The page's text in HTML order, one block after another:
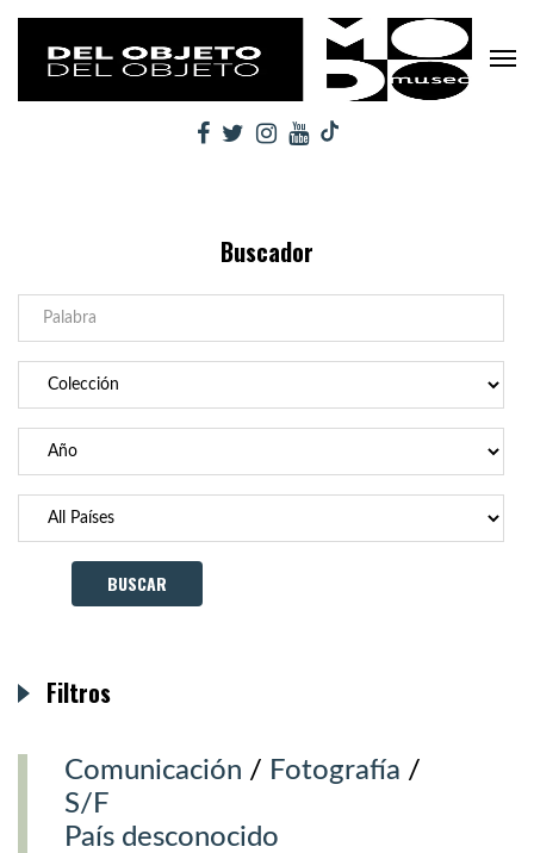
Buscador
Comunicación / Fotografía /
S/F
País desconocido
Filtros